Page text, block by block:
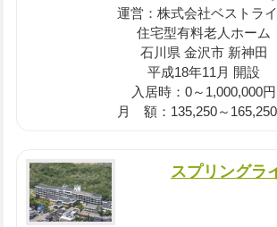
運営：株式会社ベストラ
住宅型有料老人ホーム
石川県 金沢市 新神田
平成18年11月 開設
入居時：0～1,000,000円
月 額：135,250～
スプリングラ